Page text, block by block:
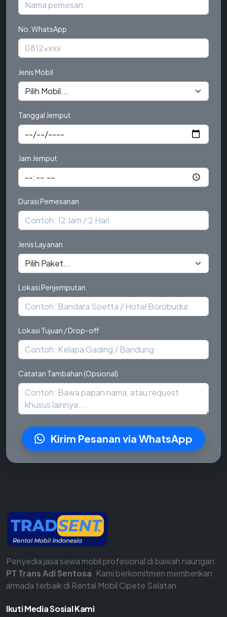
No. WhatsApp
Jenis Mobil
Tanggal Jemput
Jam Jemput
Durasi Pemesanan
Jenis Layanan
Lokasi Penjemputan
Lokasi Tujuan / Drop-off
Catatan Tambahan (Opsional)
Kirim Pesanan via WhatsApp
Penyedia jasa sewa mobil profesional di bawah naungan
PT Trans Adi Sentosa . Kami berkomitmen memberikan
armada terbaik di Rental Mobil Cipete Selatan.
Ikuti Media Sosial Kami